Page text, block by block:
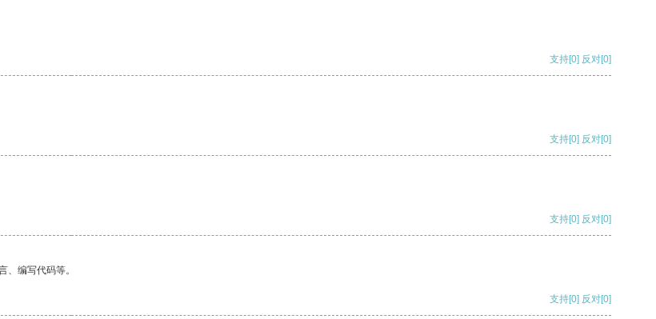
支持[0] 反对[0]
支持[0] 反对[0]
支持[0] 反对[0]
、编写代码等。
支持[0] 反对[0]